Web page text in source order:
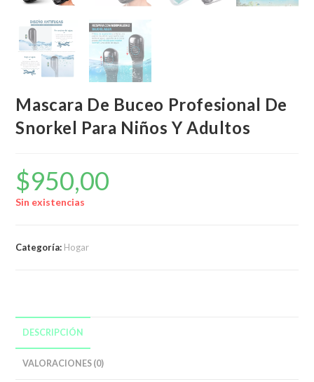
Mascara De Buceo Profesional De
Snorkel Para Niños Y Adultos
$950,00
Sin existencias
Categoría: Hogar
DESCRIPCIÓN
VALORACIONES (0)